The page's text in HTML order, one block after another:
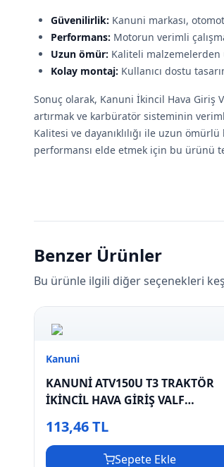
Güvenilirlik: Kanuni markası,
Performans: Motorun verimli
Uzun ömür: Kaliteli malzemelerden
Kolay montaj: Kullanıcı dostu
Sonuç olarak, Kanuni İkincil Hava Giriş
artırmak ve karbüratör sisteminin
Kalitesi ve dayanıklılığı ile uzun
performansı elde etmek için bu ürünü
Benzer Ürünler
Bu ürünle ilgili diğer seçenekleri
Kanuni
KANUNİ ATV150U T3 TRAKTÖR
İKİNCİL HAVA GİRİŞ VALF
113,46 TL
Sepete Ekle